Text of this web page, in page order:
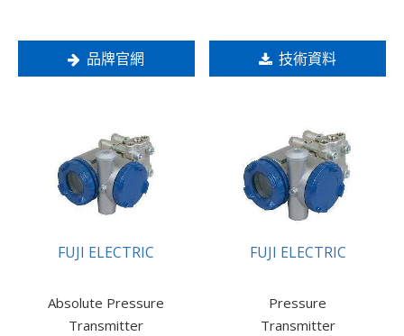
技術資料
品牌官網
FUJI ELECTRIC
Absolute Pressure
Transmitter
FUJI ELECTRIC
Pressure
Transmitter